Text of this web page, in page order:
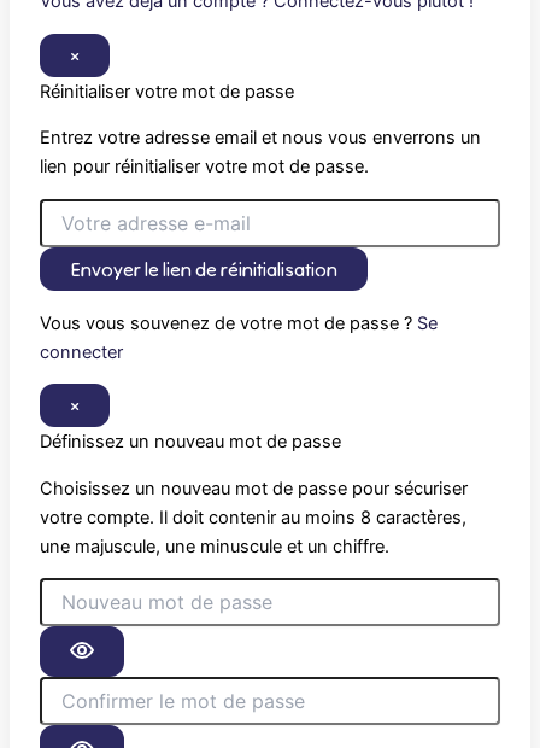
×
Réinitialiser votre mot de passe
Entrez votre adresse email et nous vous enverrons un
lien pour réinitialiser votre mot de passe.
Envoyer le lien de réinitialisation
Vous vous souvenez de votre mot de passe ? Se
connecter
×
Définissez un nouveau mot de passe
Choisissez un nouveau mot de passe pour sécuriser
votre compte. Il doit contenir au moins 8 caractères,
une majuscule, une minuscule et un chiffre.